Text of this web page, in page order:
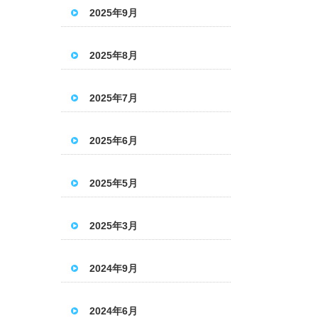
2025年9月
2025年8月
2025年7月
2025年6月
2025年5月
2025年3月
2024年9月
2024年6月